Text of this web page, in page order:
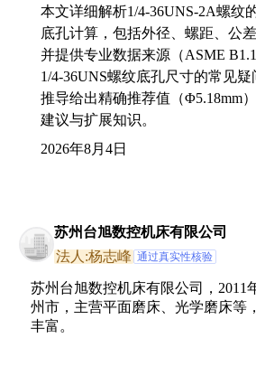
本文详细解析1/4-36UNS-2A螺纹
底孔计算，包括外径、螺距、公
并提供专业数据来源（ASME
1/4-36UNS螺纹底孔尺寸的常见
推导给出精确推荐值（Φ5.18mm
建议与扩展知识。
2026年8月4日
苏州台旭数控机床有限公司
法人:杨志峰 通过真实性核验
苏州台旭数控机床有限公司，2011
州市，主营平面磨床、光学磨床等
丰富。